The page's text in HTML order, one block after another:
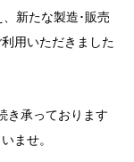
新たな製造･販売
用いただきました
き承っております
ませ。